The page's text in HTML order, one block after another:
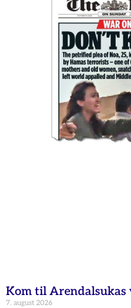
Kom til Arendalsukas
7. august 2026